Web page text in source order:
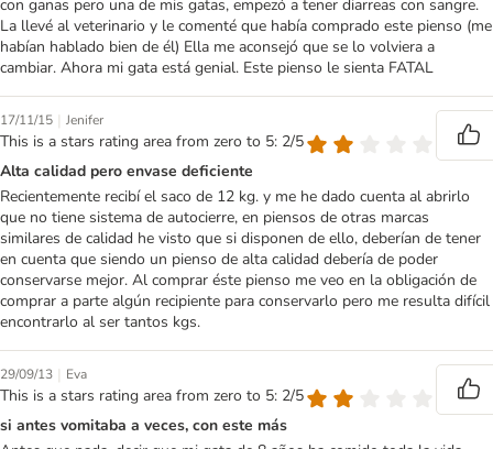
con ganas pero una de mis gatas, empezó a tener diarreas con sangre.
La llevé al veterinario y le comenté que había comprado este pienso (me
habían hablado bien de él) Ella me aconsejó que se lo volviera a
cambiar. Ahora mi gata está genial. Este pienso le sienta FATAL
17/11/15 | Jenifer
This is a stars rating area from zero to 5: 2/5
Alta calidad pero envase deficiente
Recientemente recibí el saco de 12 kg. y me he dado cuenta al abrirlo
que no tiene sistema de autocierre, en piensos de otras marcas
similares de calidad he visto que si disponen de ello, deberían de tener
en cuenta que siendo un pienso de alta calidad debería de poder
conservarse mejor. Al comprar éste pienso me veo en la obligación de
comprar a parte algún recipiente para conservarlo pero me resulta difícil
encontrarlo al ser tantos kgs.
29/09/13 | Eva
This is a stars rating area from zero to 5: 2/5
si antes vomitaba a veces, con este más